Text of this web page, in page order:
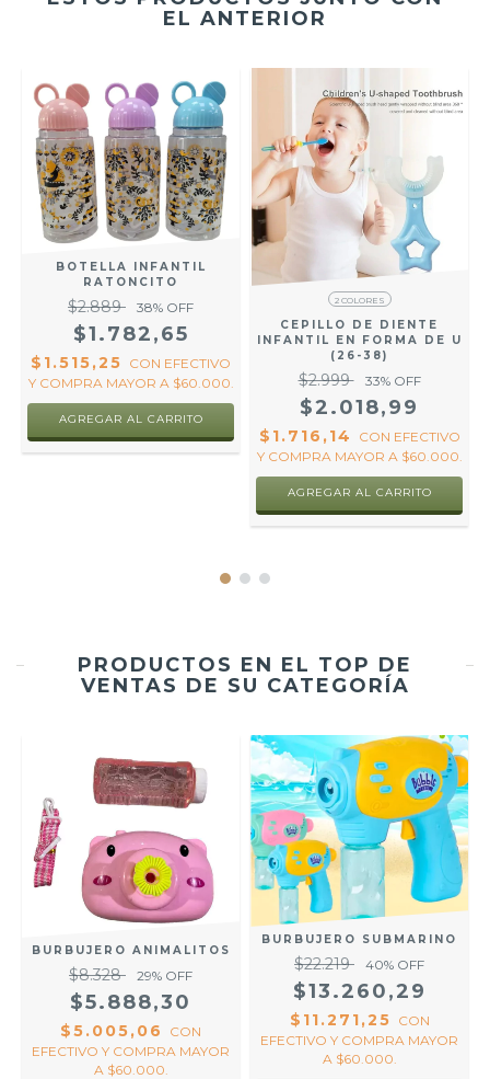
EL ANTERIOR
BOTELLA INFANTIL
RATONCITO
$2.889 38% OFF
$1.782,65
$1.515,25 CON EFECTIVO
Y COMPRA MAYOR A $60.000.
AGREGAR AL CARRITO
2 COLORES
CEPILLO DE DIENTE
INFANTIL EN FORMA DE U
(26-38)
$2.999 33% OFF
$2.018,99
$1.716,14 CON EFECTIVO
Y COMPRA MAYOR A $60.000.
AGREGAR AL CARRITO
PRODUCTOS EN EL TOP DE
VENTAS DE SU CATEGORÍA
BURBUJERO ANIMALITOS
$8.328 29% OFF
$5.888,30
$5.005,06
CON
EFECTIVO Y COMPRA MAYOR
A $60.000.
BURBUJERO SUBMARINO
$22.219 40% OFF
$13.260,29
$11.271,25 CON
EFECTIVO Y COMPRA MAYOR
A $60.000.